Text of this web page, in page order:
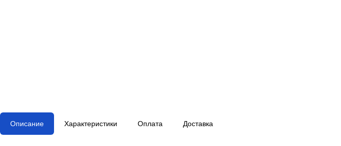
Описание Характеристики Оплата Доставка